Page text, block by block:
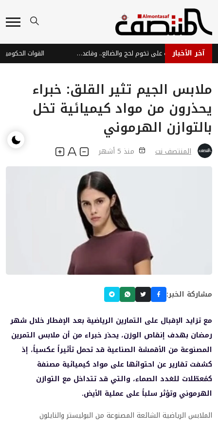
آخر الأخبار تحركات عسكرية حوثية على تخوم لحج والضالع.. وقاعدة العند ضمن دائرة التهديد
ملابس الجيم تثير القلق: خبراء
يحذرون من مواد كيميائية تخل
بالتوازن الهرموني
المنتصف نت منذ 5 أشهر
مشاركة الخبر:
مع تزايد الإقبال على التمارين الرياضية بعد الإفطار خلال شهر
رمضان بهدف إنقاص الوزن، يحذر خبراء من أن ملابس التمرين
المصنوعة من الأقمشة الصناعية قد تحمل تأثيراً عكسياً، إذ
كشفت تقارير عن احتوائها على مواد كيميائية مصنفة
كمُعطّلات للغدد الصماء، والتي قد تتداخل مع التوازن
الهرموني وتؤثر سلباً على عملية الأيض.
الملابس الرياضية الشائعة المصنوعة من البوليستر والنايلون